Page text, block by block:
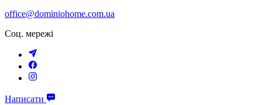
office@dominiohome.com.ua
Соц. мережі
Написати